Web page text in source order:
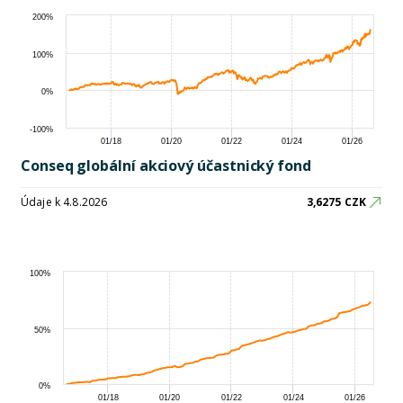
01/18 01/20 01/22 01/24 01/26
-100%
0%
100%
200%
Conseq globální akciový účastnický fond
Údaje k 4.8.2026 3,6275 CZK
01/18 01/20 01/22 01/24 01/26
0%
50%
100%